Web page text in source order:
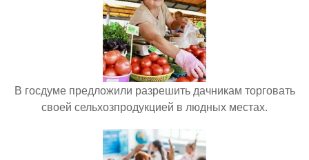
В госдуме предложили разрешить дачникам торговать
своей сельхозпродукцией в людных местах.